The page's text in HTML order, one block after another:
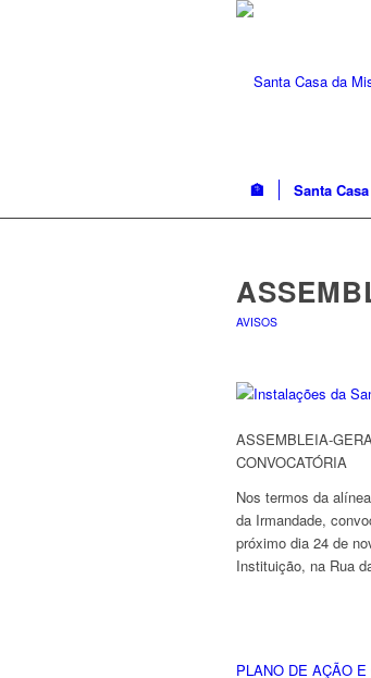
🏦 Santa Casa
AVISOS
ASSEMBLEIA-
CONVOCATÓRIA
Nos termos da
da Irmandade,
próximo dia 24 de
Instituição, na Rua
PLANO DE AÇÃO